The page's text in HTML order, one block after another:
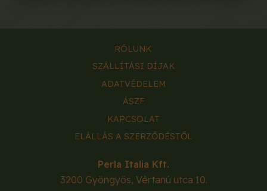
RÓLUNK
SZÁLLÍTÁSI DÍJAK
ADATVÉDELEM
ÁSZF
KAPCSOLAT
ELÁLLÁS A SZERZŐDÉSTŐL
Perla Italia Kft.
3200 Gyöngyös, Vértanú utca 10.